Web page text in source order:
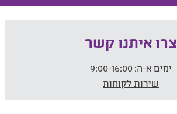
צרו איתנו קשר
ימים א-ה:
שירות לקוחות